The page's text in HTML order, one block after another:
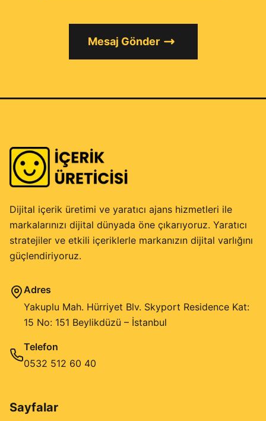
Mesaj Gönder
Dijital içerik üretimi ve yaratıcı ajans hizmetleri ile
markalarınızı dijital dünyada öne çıkarıyoruz. Yaratıcı
stratejiler ve etkili içeriklerle markanızın dijital varlığını
güçlendiriyoruz.
Adres
Yakuplu Mah. Hürriyet Blv. Skyport Residence Kat:
15 No: 151 Beylikdüzü – İstanbul
Telefon
0532 512 60 40
Sayfalar